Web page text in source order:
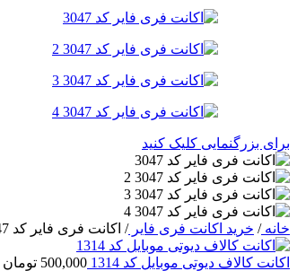
برای بزرگنمایی کلیک کنید
خانه/ خرید اکانت فری فایر/ اکانت فری فایر کد 3047
اکانت کالاف دیوتی موبایل کد 1314 500,000 تومان